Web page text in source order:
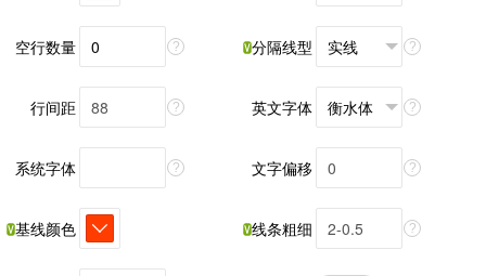
空行数量 ? 分隔线型 ?
行间距 ? 英文字体 ?
系统字体 ? 文字偏移 ?
基线颜色 线条粗细 ?